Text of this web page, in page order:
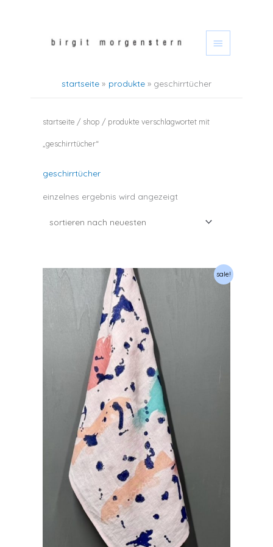
inhalt hauptmenü
startseite produkte geschirrtücher
startseite / shop / produkte verschlagwortet mit
„geschirrtücher“
geschirrtücher
einzelnes ergebnis wird angezeigt
sale!